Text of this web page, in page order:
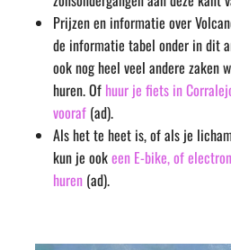
Prijzen en informatie over
de informatie tabel onder in dit
ook nog heel veel andere zaken
huren. Of huur je fiets in
vooraf (ad).
Als het te heet is, of als je
kun je ookeen E-bike, of
huren (ad).